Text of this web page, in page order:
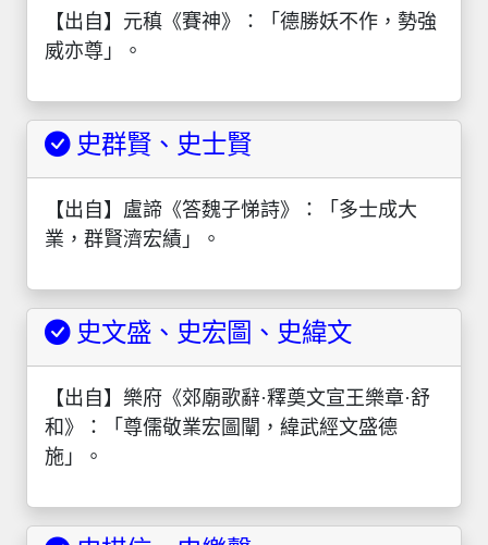
【出自】元稹《賽神》：「德勝妖不作，勢強
威亦尊」。
史群賢、史士賢
【出自】盧諦《答魏子悌詩》：「多士成大
業，群賢濟宏績」。
史文盛、史宏圖、史緯文
【出自】樂府《郊廟歌辭·釋奠文宣王樂章·舒
和》：「尊儒敬業宏圖闡，緯武經文盛德
施」。